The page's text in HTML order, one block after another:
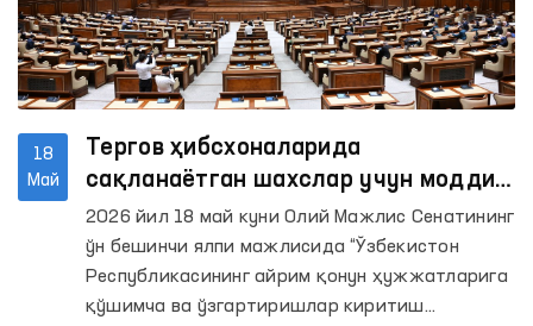
18
Май
Тергов ҳибсхоналарида
сақланаётган шахслар учун моддий
ва ҳуқуқий кафолатлар
кенгайтирилмоқда
2026 йил 18 май куни Олий Мажлис Сенатининг
ўн бешинчи ялпи мажлисида “Ўзбекистон
Республикасининг айрим қонун ҳужжатларига
қўшимча ва ўзгартиришлар киритиш